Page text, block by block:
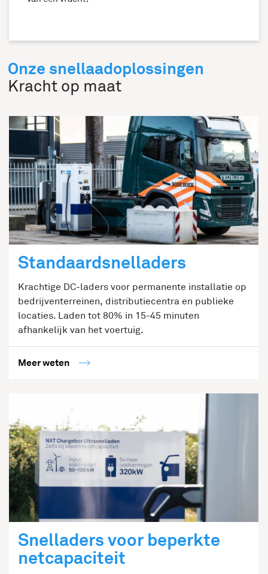
Onze snellaadoplossingen
Kracht op maat
Standaardsnelladers
Krachtige DC-laders voor permanente installatie op
bedrijventerreinen, distributiecentra en publieke
locaties. Laden tot 80% in 15-45 minuten
afhankelijk van het voertuig.
Meer weten
Snelladers voor beperkte
netcapaciteit